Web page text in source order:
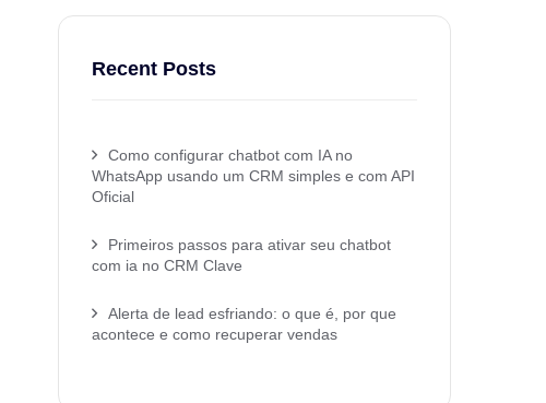
Recent Posts
Como configurar chatbot com IA no
WhatsApp usando um CRM simples e com API
Oficial
Primeiros passos para ativar seu chatbot
com ia no CRM Clave
Alerta de lead esfriando: o que é, por que
acontece e como recuperar vendas